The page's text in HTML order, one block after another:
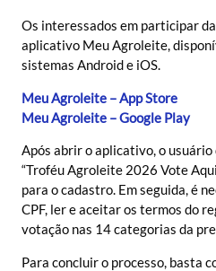
Os interessados em participar
aplicativo Meu Agroleite,
sistemas Android e iOS.
Meu Agroleite – App Store
Meu Agroleite – Google Play
Após abrir o aplicativo, o
“Troféu Agroleite 2026 Vote
para o cadastro. Em seguida, é
CPF, ler e aceitar os termos do
votação nas 14 categorias da
Para concluir o processo, basta